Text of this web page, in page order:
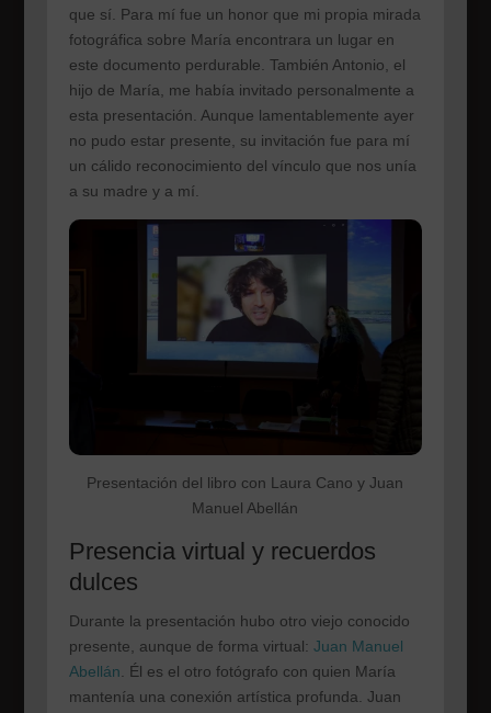
que sí. Para mí fue un honor que mi propia mirada
fotográfica sobre María encontrara un lugar en
este documento perdurable. También Antonio, el
hijo de María, me había invitado personalmente a
esta presentación. Aunque lamentablemente ayer
no pudo estar presente, su invitación fue para mí
un cálido reconocimiento del vínculo que nos unía
a su madre y a mí.
Presentación del libro con Laura Cano y Juan
Manuel Abellán
Presencia virtual y recuerdos
dulces
Durante la presentación hubo otro viejo conocido
presente, aunque de forma virtual: Juan Manuel
Abellán . Él es el otro fotógrafo con quien María
mantenía una conexión artística profunda. Juan